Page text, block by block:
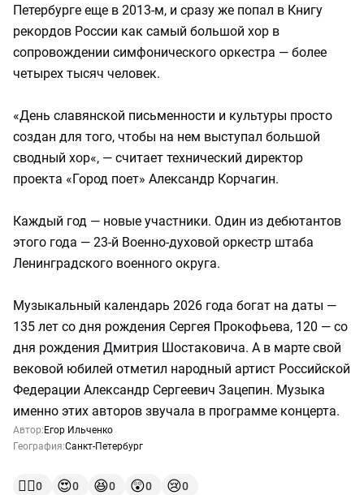
Петербурге еще в 2013-м, и сразу же попал в Книгу
рекордов России как самый большой хор в
сопровождении симфонического оркестра — более
четырех тысяч человек.
«День славянской письменности и культуры просто
создан для того, чтобы на нем выступал большой
сводный хор«, — считает технический директор
проекта «Город поет» Александр Корчагин.
Каждый год — новые участники. Один из дебютантов
этого года — 23-й Военно-духовой оркестр штаба
Ленинградского военного округа.
Музыкальный календарь 2026 года богат на даты —
135 лет со дня рождения Сергея Прокофьева, 120 — со
дня рождения Дмитрия Шостаковича. А в марте свой
вековой юбилей отметил народный артист Российской
Федерации Александр Сергеевич Зацепин. Музыка
именно этих авторов звучала в программе концерта.
Автор: Егор Ильченко
География:Санкт-Петербург
👍🏻0 😍0 😆0 😲0 😢0